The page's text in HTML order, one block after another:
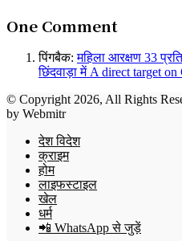
One Comment
पिंगबैक:महिला आरक्षण 33
छिंदवाड़ा में A direct target on
© Copyright 2026, All Rights
by Webmitr
देश विदेश
क्राइम
होम
लाइफस्टाइल
खेल
धर्म
📲 WhatsApp से जुड़ें